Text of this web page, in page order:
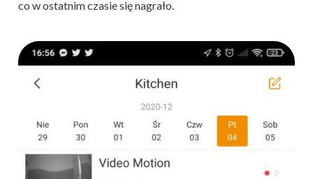
co w ostatnim czasie się nagrało.